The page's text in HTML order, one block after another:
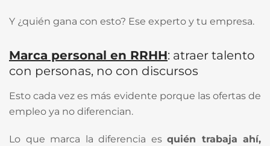
Y ¿quién gana con esto? Ese experto y tu empresa.
Marca personal en RRHH: atraer talento
con personas, no con discursos
Esto cada vez es más evidente porque las ofertas de
empleo ya no diferencian.
Lo que marca la diferencia es quién trabaja ahí,